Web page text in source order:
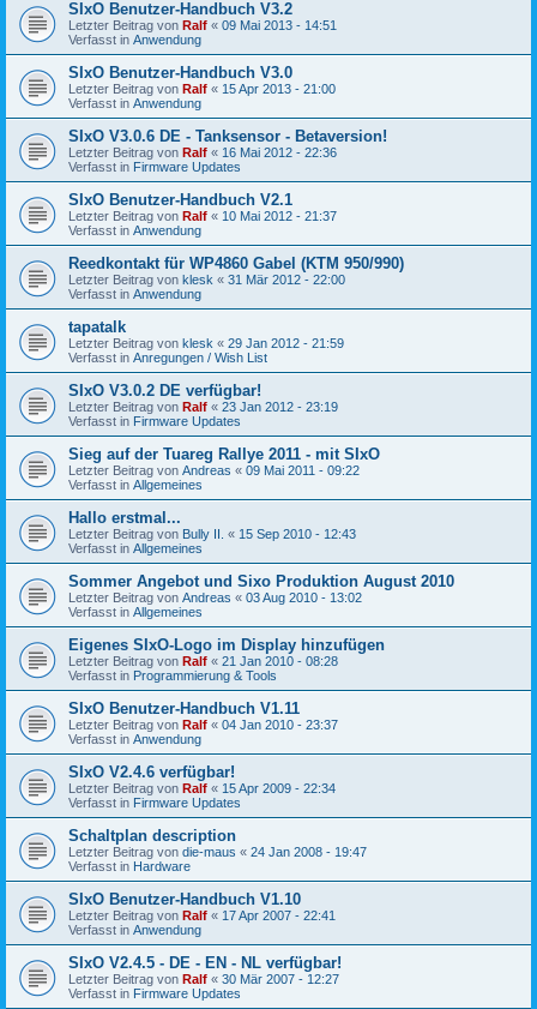
SIxO Benutzer-Handbuch V3.2
Letzter Beitrag von Ralf « 09 Mai 2013 - 14:51
Verfasst in Anwendung
SIxO Benutzer-Handbuch V3.0
Letzter Beitrag von Ralf « 15 Apr 2013 - 21:00
Verfasst in Anwendung
SIxO V3.0.6 DE - Tanksensor - Betaversion!
Letzter Beitrag von Ralf « 16 Mai 2012 - 22:36
Verfasst in Firmware Updates
SIxO Benutzer-Handbuch V2.1
Letzter Beitrag von Ralf « 10 Mai 2012 - 21:37
Verfasst in Anwendung
Reedkontakt für WP4860 Gabel (KTM 950/990)
Letzter Beitrag von klesk « 31 Mär 2012 - 22:00
Verfasst in Anwendung
tapatalk
Letzter Beitrag von klesk « 29 Jan 2012 - 21:59
Verfasst in Anregungen / Wish List
SIxO V3.0.2 DE verfügbar!
Letzter Beitrag von Ralf « 23 Jan 2012 - 23:19
Verfasst in Firmware Updates
Sieg auf der Tuareg Rallye 2011 - mit SIxO
Letzter Beitrag von Andreas « 09 Mai 2011 - 09:22
Verfasst in Allgemeines
Hallo erstmal...
Letzter Beitrag von Bully II. « 15 Sep 2010 - 12:43
Verfasst in Allgemeines
Sommer Angebot und Sixo Produktion August 2010
Letzter Beitrag von Andreas « 03 Aug 2010 - 13:02
Verfasst in Allgemeines
Eigenes SIxO-Logo im Display hinzufügen
Letzter Beitrag von Ralf « 21 Jan 2010 - 08:28
Verfasst in Programmierung & Tools
SIxO Benutzer-Handbuch V1.11
Letzter Beitrag von Ralf « 04 Jan 2010 - 23:37
Verfasst in Anwendung
SIxO V2.4.6 verfügbar!
Letzter Beitrag von Ralf « 15 Apr 2009 - 22:34
Verfasst in Firmware Updates
Schaltplan description
Letzter Beitrag von die-maus « 24 Jan 2008 - 19:47
Verfasst in Hardware
SIxO Benutzer-Handbuch V1.10
Letzter Beitrag von Ralf « 17 Apr 2007 - 22:41
Verfasst in Anwendung
SIxO V2.4.5 - DE - EN - NL verfügbar!
Letzter Beitrag von Ralf « 30 Mär 2007 - 12:27
Verfasst in Firmware Updates